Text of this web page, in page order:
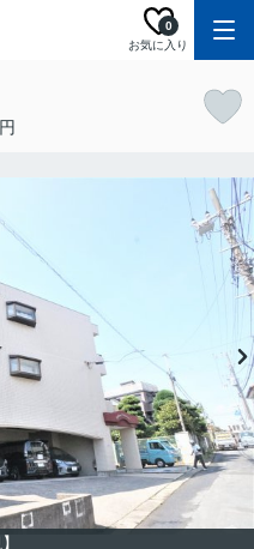
お気に入り
0